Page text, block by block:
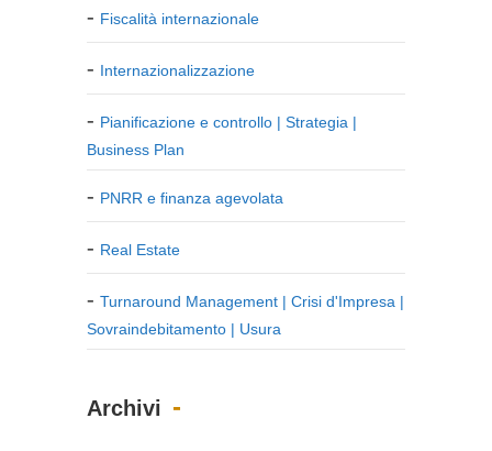
Fiscalità internazionale
Internazionalizzazione
Pianificazione e controllo | Strategia |
Business Plan
PNRR e finanza agevolata
Real Estate
Turnaround Management | Crisi d'Impresa |
Sovraindebitamento | Usura
Archivi